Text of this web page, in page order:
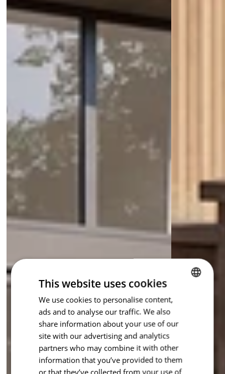
CZECH
This website uses cookies
We use cookies to personalise content,
ads and to analyse our traffic. We also
share information about your use of our
site with our advertising and analytics
partners who may combine it with other
information that you’ve provided to them
or that they’ve collected from your use of